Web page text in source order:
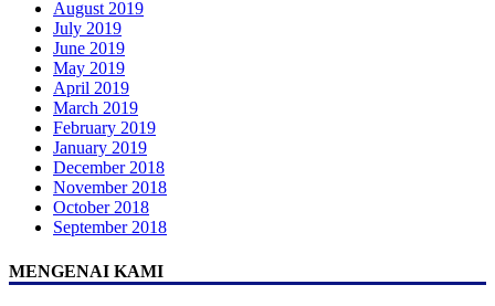
August 2019
July 2019
June 2019
May 2019
April 2019
March 2019
February 2019
January 2019
December 2018
November 2018
October 2018
September 2018
MENGENAI KAMI